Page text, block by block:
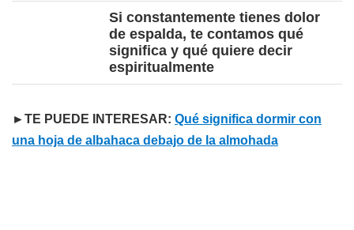
Si constantemente tienes dolor
de espalda, te contamos qué
significa y qué quiere decir
espiritualmente
►TE PUEDE INTERESAR: Qué significa dormir con
una hoja de albahaca debajo de la almohada